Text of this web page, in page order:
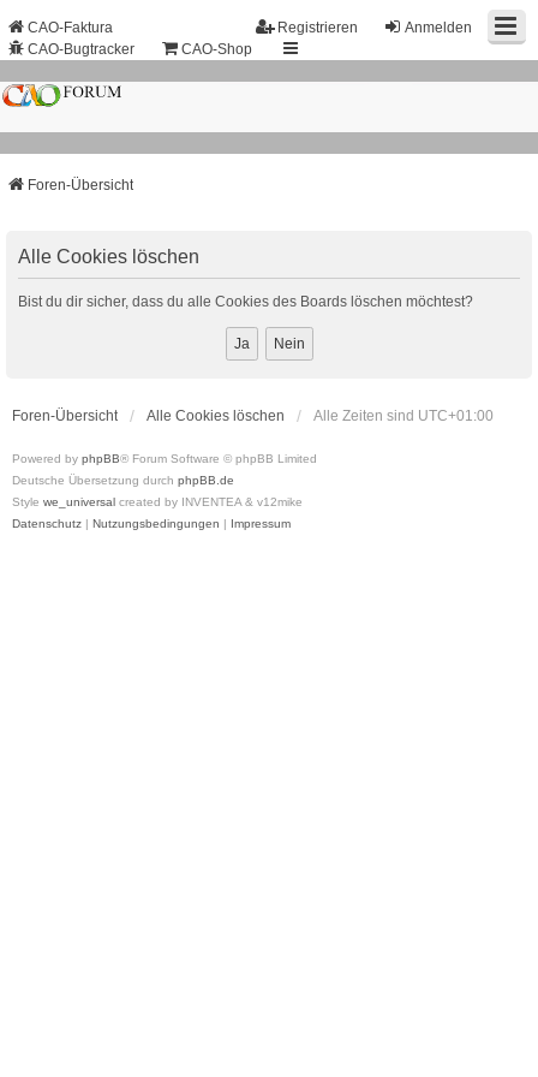
Anmelden
Registrieren
CAO-Faktura
CAO-Bugtracker
CAO-Shop
Foren-Übersicht
Alle Cookies löschen
Bist du dir sicher, dass du alle Cookies des Boards löschen möchtest?
Foren-Übersicht Alle Cookies löschen Alle Zeiten sind UTC+01:00
Powered by phpBB® Forum Software © phpBB Limited
Deutsche Übersetzung durch phpBB.de
Style we_universal created by INVENTEA & v12mike
Datenschutz | Nutzungsbedingungen | Impressum